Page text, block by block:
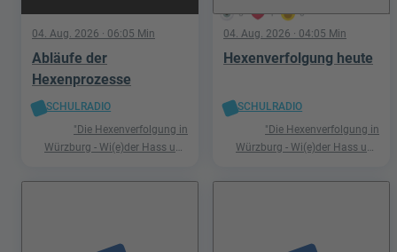
04. Aug. 2026 · 06:05 Min
Abläufe der
Hexenprozesse
SCHULRADIO
"Die Hexenverfolgung in
Würzburg - Wi(e)der Hass und
5 1 0
04. Aug. 2026 · 04:05 Min
Hexenverfolgung heute
SCHULRADIO
"Die Hexenverfolgung in
Würzburg - Wi(e)der Hass und